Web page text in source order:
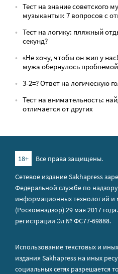
Тест на знание советского
музыканты»: 7 вопросов с
Тест на логику: пляжный
секунд?
«Не хочу, чтобы он жил у
мужа обернулось
3-2=? Ответ на логическую
Тест на внимательность:
отличается от других
18+
Все права защищены.
Сетевое издание Sakhapress
Федеральной службе по
информационных технологий и
(Роскомнадзор) 29 мая 2017
регистрации Эл № ФС77-69888.
Использование текстовых и
издания Sakhapress на иных
социальных сетях разрешается